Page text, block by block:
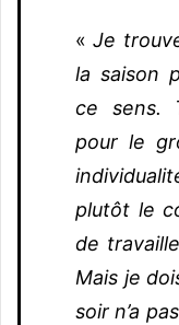
«Je
la saison
ce sens.
pour le
plutôt le
de
Mais je
soir n’a